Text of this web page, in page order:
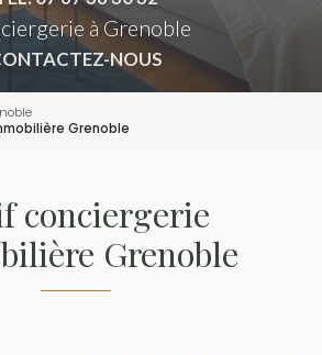
à Grenoble
NOUS
Grenoble
conciergerie
Grenoble